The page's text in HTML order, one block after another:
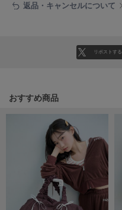
フィリーチョコレート
ポローラ
リーボック
返品・キャンセルについて
リポストする
おすすめ商品